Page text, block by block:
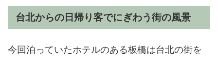
台北からの日帰り客でにぎわう街の風景
今回泊っていたホテルのある板橋は台北の街を